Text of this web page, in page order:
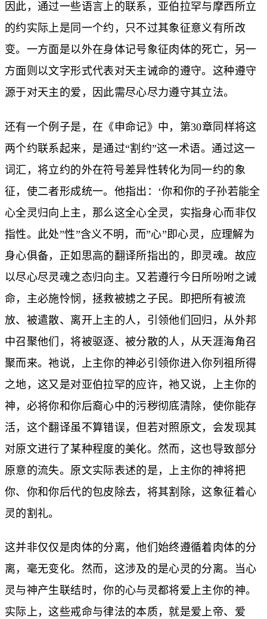
因此，通过一些语言上的联系，亚伯拉罕与摩西所立
的约实际上是同一个约，只不过其象征意义有所改
变。一方面是以外在身体记号象征肉体的死亡，另一
方面则以文字形式代表对天主诫命的遵守。这种遵守
源于对天主的爱，因此需尽心尽力遵守其立法。
还有一个例子是，在《申命记》中，第30章同样将这
两个约联系起来，是通过“割约”这一术语。通过这一
词汇，将立约的外在符号差异性转化为同一约的象
征，使二者形成统一。他指出：‘你和你的子孙若能全
心全灵归向上主，那么这全心全灵，实指身心而非仅
指性。此处”性”含义不明，而”心”即心灵，应理解为
身心俱备，正如思高的翻译所指出的，即灵魂。故应
以尽心尽灵魂之态归向主。又若遵行今日所吩咐之诫
命，主必施怜悯，拯救被掳之子民。即把所有被流
放、被遣散、离开上主的人，引领他们回归，从外邦
中召聚他们，将被驱逐、被分散的人，从天涯海角召
聚而来。祂说，上主你的神必引领你进入你列祖所得
之地，这又是对亚伯拉罕的应许，祂又说，上主你的
神，必将你和你后裔心中的污秽彻底清除，使你能存
活，这个翻译虽不算错误，但若对照原文，会发现其
对原文进行了某种程度的美化。然而，这也导致部分
原意的流失。原文实际表述的是，上主你的神将把
你、你和你后代的包皮除去，将其割除，这象征着心
灵的割礼。
这并非仅仅是肉体的分离，他们始终遵循着肉体的分
离，毫无变化。然而，这涉及的是心灵的分离。当心
灵与神产生联结时，你的心与灵都将爱上主你的神。
实际上，这些戒命与律法的本质，就是爱上帝、爱